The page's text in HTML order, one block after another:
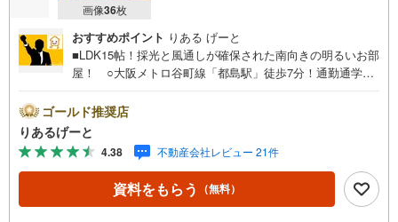
画像36枚
おすすめポイント りある げーと
■LDK15帖！採光と風通しが確保された南向きの明るいお部
屋！ ○大阪メトロ谷町線「都島駅」徒歩7分！通勤通学も
も充実した便利な住環境！■物件検討中のお客さま！ちょっ
と見学してみたいだけなどでも内覧可能です！売主さまの
都合等で見学ができない場合がございます。お気軽に「り
あるげーと」までお問合わせ下さい！■「りあるげーと」が
選ばれるポイント！■年中休まず営業中！いつでも対応致し
ます！・営業時間:9:00～21:00上記の時間帯は、お電話で
ゴールド推奨店
りあるげーと
4.38 不動産会社レビュー 21件
資料をもらう （無料）